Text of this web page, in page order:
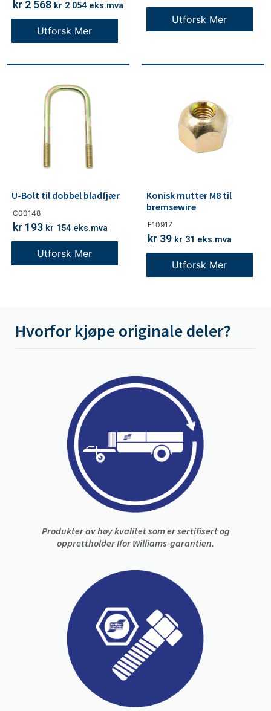
kr 2 568 kr 2 054 eks.mva
Utforsk Mer
Utforsk Mer
C00148
U-Bolt til dobbel bladfjær
kr 193 kr 154 eks.mva
Utforsk Mer
F1091Z
Konisk mutter M8 til
bremsewire
kr 39 kr 31 eks.mva
Utforsk Mer
Hvorfor kjøpe originale deler?
Produkter av høy kvalitet som er sertifisert og
opprettholder Ifor Williams-garantien.